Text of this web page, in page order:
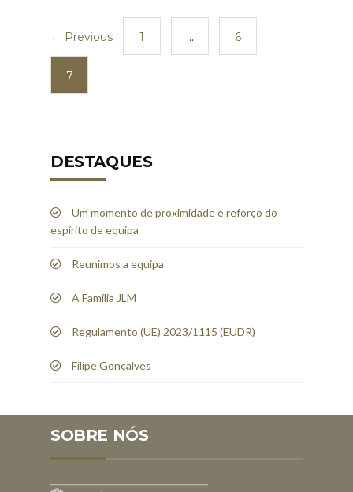
← Previous 1 … 6
7
DESTAQUES
Um momento de proximidade e reforço do
espírito de equipa
Reunimos a equipa
A Família JLM
Regulamento (UE) 2023/1115 (EUDR)
Filipe Gonçalves
SOBRE NÓS